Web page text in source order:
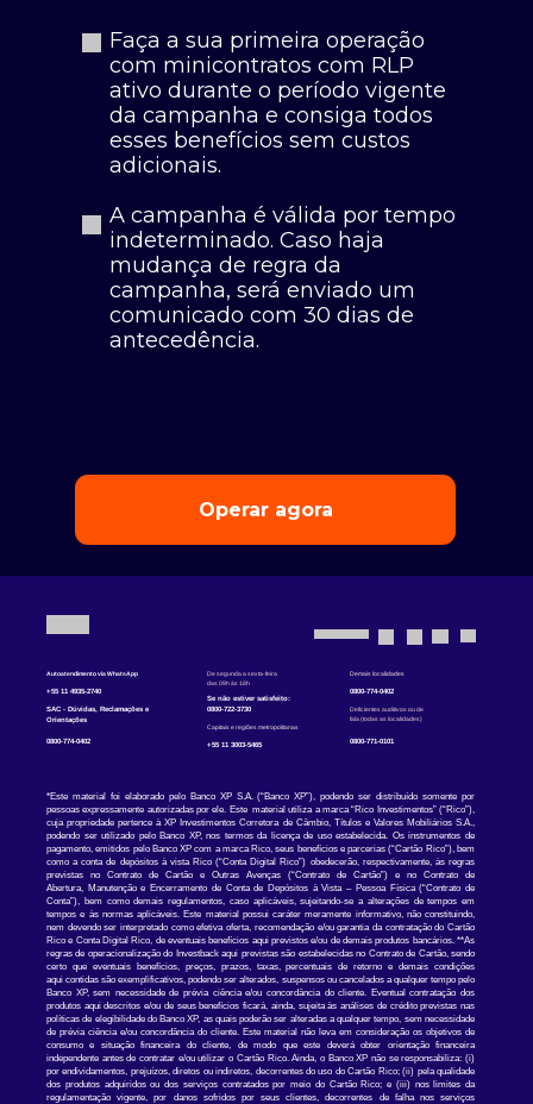
Faça a sua primeira operação
com minicontratos com RLP
ativo durante o período vigente
da campanha e consiga todos
esses benefícios sem custos
adicionais.
A campanha é válida por tempo
indeterminado. Caso haja
mudança de regra da
campanha, será enviado um
comunicado com 30 dias de
antecedência.
Operar agora
Autoatendimento via WhatsApp
De segunda a sexta-feira
das 09h às 18h
Demais localidades
+55 11 4935-2740
0800-774-0402
Se não estiver satisfeito:
SAC - Dúvidas, Reclamações e
Orientações
0800-722-3730
Deficientes auditivos ou de
fala (todas as localidades)
Capitais e regiões metropolitanas
0800-774-0402
0800-771-0101
+55 11 3003-5465
*Este material foi elaborado pelo Banco XP S.A. (“Banco XP”), podendo ser distribuído somente por
pessoas expressamente autorizadas por ele. Estematerial utiliza a marca “Rico Investimentos” (“Rico”),
cuja propriedade pertence à XP Investimentos Corretora de Câmbio, Títulos e Valores Mobiliários S.A.,
podendo ser utilizado pelo Banco XP, nos termos da licença de uso estabelecida. Os instrumentos de
pagamento, emitidos pelo Banco XP com a marca Rico, seus benefícios e parcerias (“Cartão Rico”), bem
como a conta de depósitos à vista Rico (“Conta Digital Rico”) obedecerão, respectivamente, às regras
previstas no Contrato de Cartão e Outras Avenças (“Contrato de Cartão”) e no Contrato de
Abertura, Manutenção e Encerramento de Conta de Depósitos à Vista – Pessoa Física (“Contrato de
Conta”), bem como demais regulamentos, caso aplicáveis, sujeitando-se a alterações de tempos em
tempos e às normas aplicáveis. Este material possui caráter meramente informativo, não constituindo,
nem devendo ser interpretado como efetiva oferta, recomendação e/ou garantia da contratação do Cartão
Rico e Conta Digital Rico, de eventuais benefícios aqui previstos e/ou de demais produtos bancários. **As
regras de operacionalização do Investback aqui previstas são estabelecidas no Contrato de Cartão, sendo
certo que eventuais benefícios, preços, prazos, taxas, percentuais de retorno e demais condições
aquicontidas são exemplificativos, podendo ser alterados, suspensos ou cancelados a qualquer tempo pelo
Banco XP, sem necessidade de prévia ciência e/ou concordância do cliente. Eventual contratação dos
produtos aqui descritos e/ou de seus benefícios ficará, ainda, sujeita às análises de crédito previstas nas
políticas de elegibilidade do Banco XP, as quais poderão ser alteradas a qualquer tempo, sem necessidade
de prévia ciência e/ou concordância do cliente. Este material não leva em consideração os objetivos de
consumo e situação financeira do cliente, de modo que este deverá obter orientação financeira
independente antes de contratar e/ou utilizar o Cartão Rico. Ainda, o Banco XP não se responsabiliza: (i)
porendividamentos, prejuízos, diretos ou indiretos, decorrentes do uso do Cartão Rico; (ii) pela qualidade
dos produtos adquiridos ou dos serviços contratados por meio do Cartão Rico; e (iii) nos limites da
regulamentação vigente, por danos sofridos por seus clientes, decorrentes de falha nos serviços